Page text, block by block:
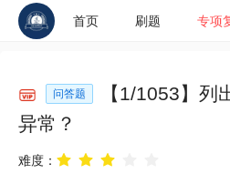
首页 刷题 专项
问答题 【1/1053】 列
异常？
难度：